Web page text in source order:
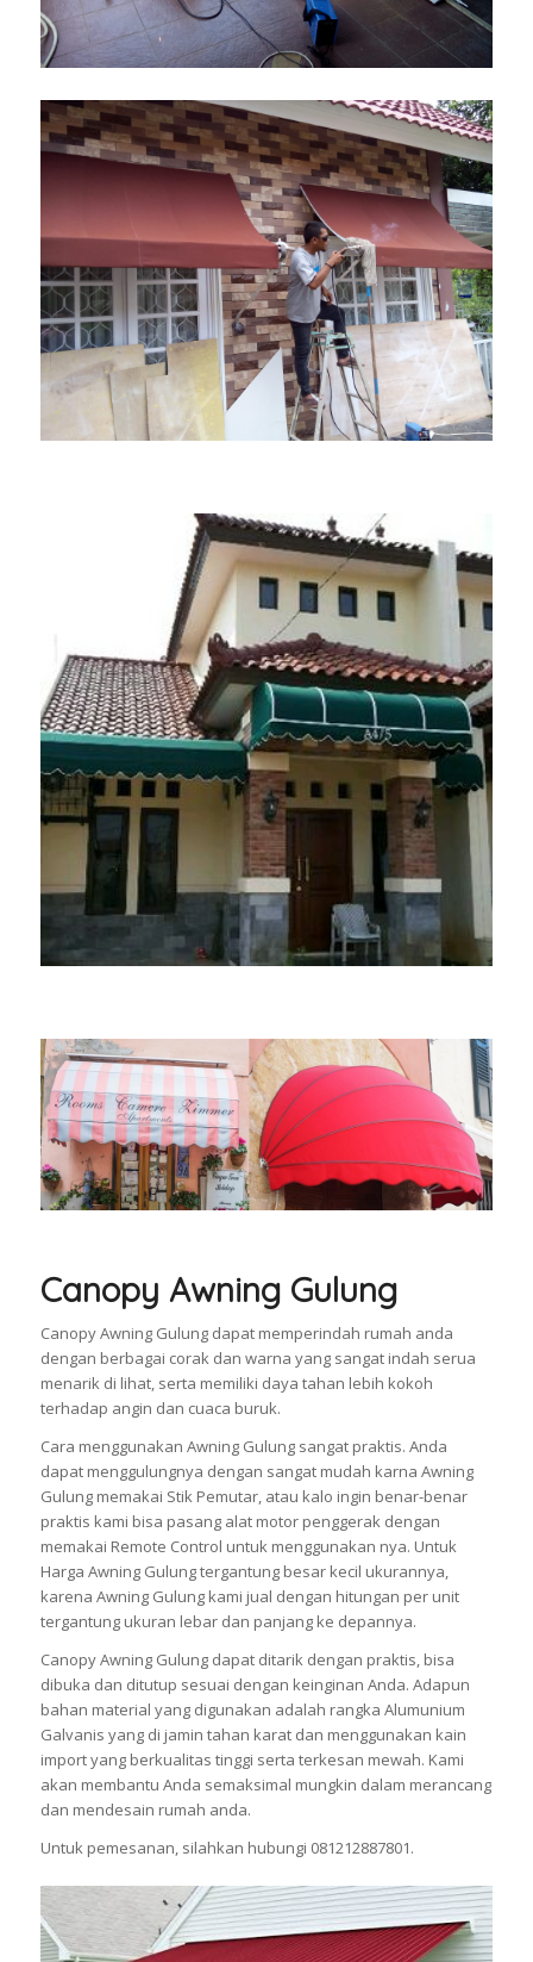
Canopy Awning Gulung
Canopy Awning Gulung dapat memperindah rumah anda
dengan berbagai corak dan warna yang sangat indah serua
menarik di lihat, serta memiliki daya tahan lebih kokoh
terhadap angin dan cuaca buruk.
Cara menggunakan Awning Gulung sangat praktis. Anda
dapat menggulungnya dengan sangat mudah karna Awning
Gulung memakai Stik Pemutar, atau kalo ingin benar-benar
praktis kami bisa pasang alat motor penggerak dengan
memakai Remote Control untuk menggunakan nya. Untuk
Harga Awning Gulung tergantung besar kecil ukurannya,
karena Awning Gulung kami jual dengan hitungan per unit
tergantung ukuran lebar dan panjang ke depannya.
Canopy Awning Gulung dapat ditarik dengan praktis, bisa
dibuka dan ditutup sesuai dengan keinginan Anda. Adapun
bahan material yang digunakan adalah rangka Alumunium
Galvanis yang di jamin tahan karat dan menggunakan kain
import yang berkualitas tinggi serta terkesan mewah. Kami
akan membantu Anda semaksimal mungkin dalam merancang
dan mendesain rumah anda.
Untuk pemesanan, silahkan hubungi 081212887801.